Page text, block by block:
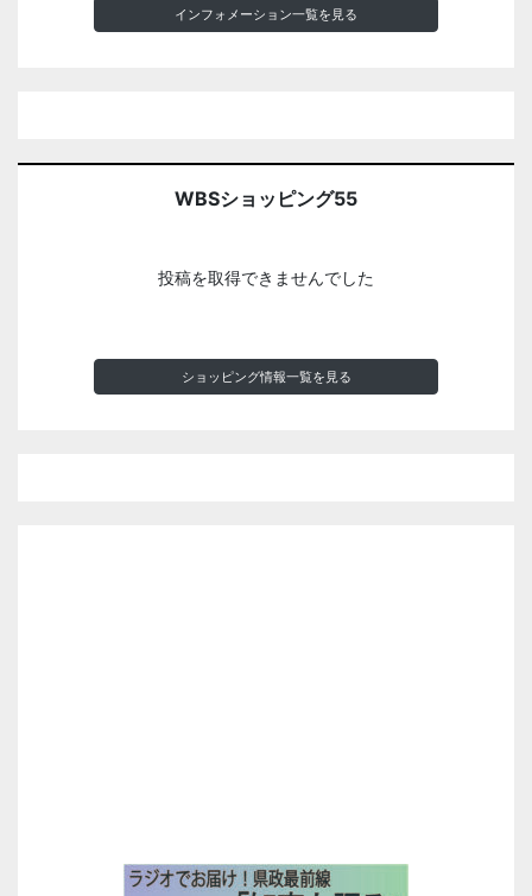
インフォメーション一覧を見る
WBSショッピング55
投稿を取得できませんでした
ショッピング情報一覧を見る